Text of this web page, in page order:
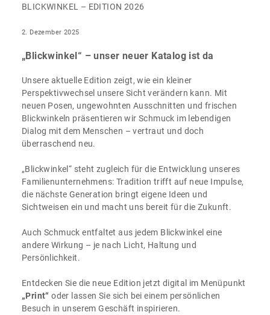
BLICKWINKEL – EDITION 2026
2. Dezember 2025
„Blickwinkel“ – unser neuer Katalog ist da
Unsere aktuelle Edition zeigt, wie ein kleiner
Perspektivwechsel unsere Sicht verändern kann. Mit
neuen Posen, ungewohnten Ausschnitten und frischen
Blickwinkeln präsentieren wir Schmuck im lebendigen
Dialog mit dem Menschen – vertraut und doch
überraschend neu.
„Blickwinkel“ steht zugleich für die Entwicklung unseres
Familienunternehmens: Tradition trifft auf neue Impulse,
die nächste Generation bringt eigene Ideen und
Sichtweisen ein und macht uns bereit für die Zukunft.
Auch Schmuck entfaltet aus jedem Blickwinkel eine
andere Wirkung – je nach Licht, Haltung und
Persönlichkeit.
Entdecken Sie die neue Edition jetzt digital im Menüpunkt
„Print“ oder lassen Sie sich bei einem persönlichen
Besuch in unserem Geschäft inspirieren.